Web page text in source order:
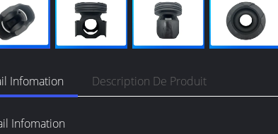
Infomation Description De Produit
Infomation